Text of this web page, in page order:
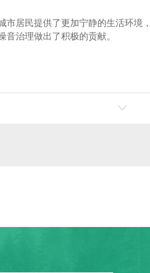
市居民提供了更加宁静的生活环境
治理做出了积极的贡献。